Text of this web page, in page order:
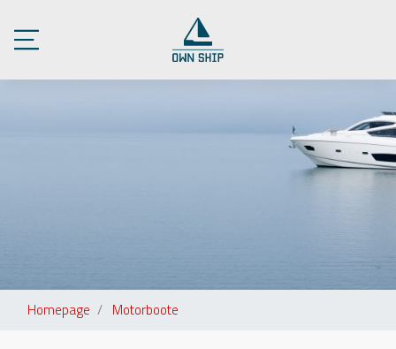
Homepage Motorboote